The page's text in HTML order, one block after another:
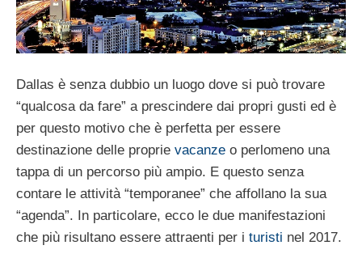
Dallas è senza dubbio un luogo dove si può trovare
“qualcosa da fare” a prescindere dai propri gusti ed è
per questo motivo che è perfetta per essere
destinazione delle proprie vacanze o perlomeno una
tappa di un percorso più ampio. E questo senza
contare le attività “temporanee” che affollano la sua
“agenda”. In particolare, ecco le due manifestazioni
che più risultano essere attraenti per i turisti nel 2017.